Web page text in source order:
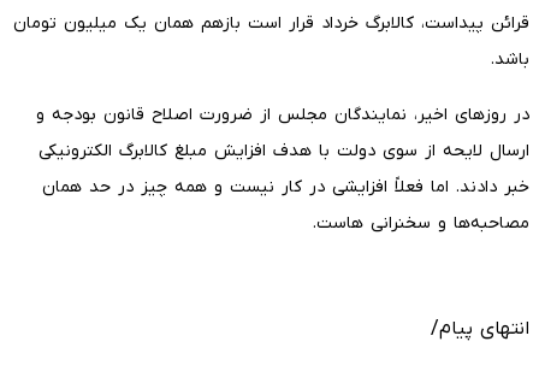
قرائن پیداست، کالابرگ خرداد قرار است بازهم همان یک میلیون تومان
باشد.
در روزهای اخیر، نمایندگان مجلس از ضرورت اصلاح قانون بودجه و
ارسال لایحه از سوی دولت با هدف افزایش مبلغ کالابرگ الکترونیکی
خبر دادند. اما فعلاً افزایشی در کار نیست و همه چیز در حد همان
مصاحبه‌ها و سخنرانی هاست.
انتهای پیام/